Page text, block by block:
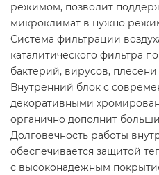
режимом, позволит
микроклимат в нужно
Система фильтрации
каталитического фильтра
бактерий, вирусов,
Внутренний блок с
декоративными
органично дополнит
Долговечность работы
обеспечивается защитой
с высоконадежным